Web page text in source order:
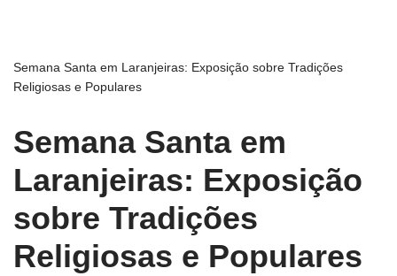
Semana Santa em Laranjeiras: Exposição sobre Tradições
Religiosas e Populares
Semana Santa em
Laranjeiras: Exposição
sobre Tradições
Religiosas e Populares